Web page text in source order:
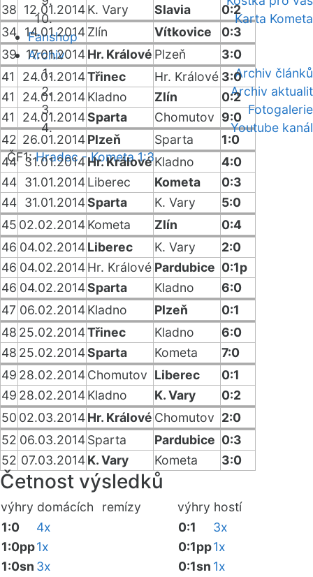
Karta Kometa
Fanshop
Archiv
Archiv článků
Archiv aktualit
Fotogalerie
Youtube kanál
ČF1:Hradec - Kometa 1:3
38 12.01.2014K. Vary Slavia
0:2
34 14.01.2014Zlín Vítkovice
0:3
39
17.01.2014Hr. Králové Plzeň
3:0
41
24.01.2014Třinec Hr. Králové 3:0
41
24.01.2014Kladno Zlín
0:2
41
24.01.2014Sparta Chomutov 9:0
42 26.01.2014Plzeň Sparta
1:0
44 31.01.2014Hr. KrálovéKladno
4:0
44 31.01.2014Liberec Kometa
0:3
44 31.01.2014Sparta K. Vary
5:0
45 02.02.2014Kometa Zlín
0:4
46 04.02.2014Liberec K. Vary
2:0
46 04.02.2014Hr. Králové Pardubice 0:1p
46 04.02.2014Sparta Kladno
6:0
47 06.02.2014Kladno Plzeň
0:1
48 25.02.2014Třinec Kladno
6:0
48 25.02.2014Sparta Kometa
7:0
49 28.02.2014Chomutov Liberec
0:1
49 28.02.2014Kladno K. Vary
0:2
50 02.03.2014Hr. Králové Chomutov 2:0
52 06.03.2014Sparta Pardubice 0:3
52 07.03.2014K. Vary Kometa 3:0
Četnost výsledků
výhry domácích remízy výhry hostí
1:0
4x
1:0pp1x
1:0sn 3x
0:1
3x
0:1pp1x
0:1sn 1x